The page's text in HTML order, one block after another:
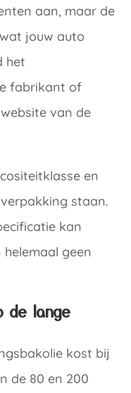
aan, maar de
jouw auto
het
fabrikant of
van de
en
staan.
kan
geen
de lange
kost bij
de 80 en 200